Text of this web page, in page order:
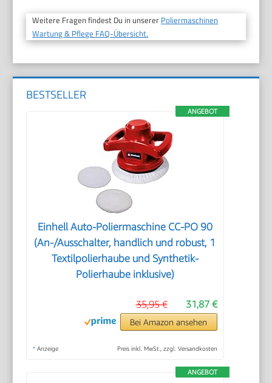
Weitere Fragen findest Du in unserer Poliermaschinen
Wartung & Pflege FAQ-Übersicht.
BESTSELLER
ANGEBOT
Einhell Auto-Poliermaschine CC-PO 90
(An-/Ausschalter, handlich und robust, 1
Textilpolierhaube und Synthetik-
Polierhaube inklusive)
31,87 €
35,95 €
Bei Amazon ansehen
* Anzeige Preis inkl. MwSt., zzgl. Versandkosten
ANGEBOT